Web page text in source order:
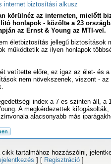
internet biztosítási alkusz
körülnéz az interneten, mielőtt
honlapok - közölte a 23
az Ernst & Young az MTI-vel.
életbiztosítás jellegű biztosítások
működtetik az ilyen honlapok
vetítette előre, ez igaz az élet- és
nem növekszenek, viszont -
index a 7-es szinten áll, a
A megkérdezettek
alacsonyabb más
tartalmához hozzászólni,
] [ Regisztráció ]